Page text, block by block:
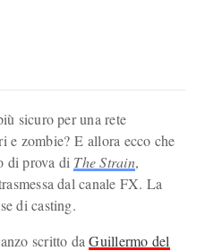
sicuro per una rete
e zombie? E allora ecco che
di prova di The Strain,
dal canale FX. La
di casting.
scritto daGuillermo del